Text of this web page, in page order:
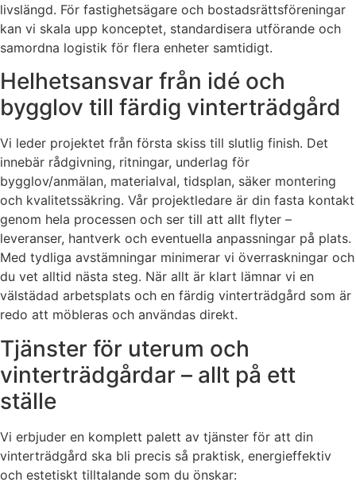
livslängd. För fastighetsägare och bostadsrättsföreningar
kan vi skala upp konceptet, standardisera utförande och
samordna logistik för flera enheter samtidigt.
Helhetsansvar från idé och
bygglov till färdig vinterträdgård
Vi leder projektet från första skiss till slutlig finish. Det
innebär rådgivning, ritningar, underlag för
bygglov/anmälan, materialval, tidsplan, säker montering
och kvalitetssäkring. Vår projektledare är din fasta kontakt
genom hela processen och ser till att allt flyter –
leveranser, hantverk och eventuella anpassningar på plats.
Med tydliga avstämningar minimerar vi överraskningar och
du vet alltid nästa steg. När allt är klart lämnar vi en
välstädad arbetsplats och en färdig vinterträdgård som är
redo att möbleras och användas direkt.
Tjänster för uterum och
vinterträdgårdar – allt på ett
ställe
Vi erbjuder en komplett palett av tjänster för att din
vinterträdgård ska bli precis så praktisk, energieffektiv
och estetiskt tilltalande som du önskar: